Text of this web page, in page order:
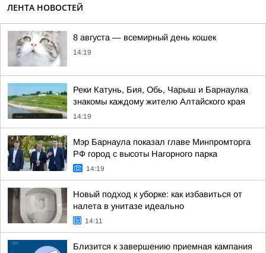
ЛЕНТА НОВОСТЕЙ
8 августа — всемирный день кошек
14:19
Реки Катунь, Бия, Обь, Чарыш и Барнаулка
знакомы каждому жителю Алтайского края
14:19
Мэр Барнаула показал главе Минпромторга
РФ город с высоты Нагорного парка
14:19
Новый подход к уборке: как избавиться от
налета в унитазе идеально
14:11
Близится к завершению приемная кампания